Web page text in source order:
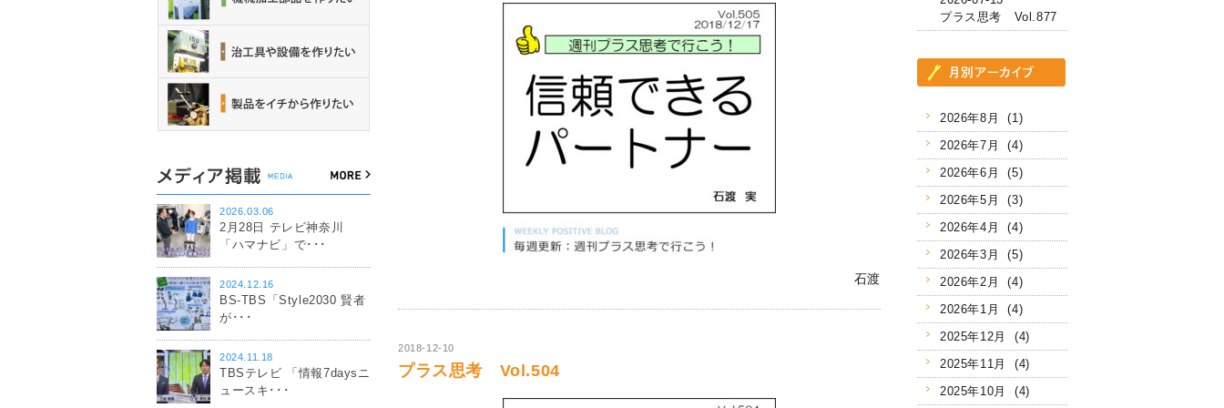
石渡
2018-12-10
プラス思考 Vol.504
プラス思考 Vol.877
2026年8月 (1)
2026年7月 (4)
2026年6月 (5)
2026年5月 (3)
2026年4月 (4)
2026年3月 (5)
2026年2月 (4)
2026年1月 (4)
2025年12月 (4)
2025年11月 (4)
2025年10月 (4)
2026.03.06
2月28日 テレビ神奈川
「ハマナビ」で･･･
2024.12.16
BS-TBS「Style2030 賢者
が･･･
2024.11.18
TBSテレビ 「情報7daysニ
ュースキ･･･